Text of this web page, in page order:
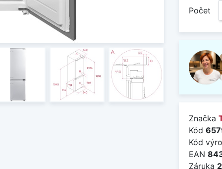
Počet
Značka
Kód
Kód
EAN
Záruka